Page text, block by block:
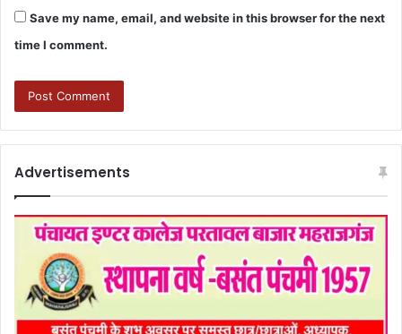
Save my name, email, and website in this browser for the next
time I comment.
Advertisements